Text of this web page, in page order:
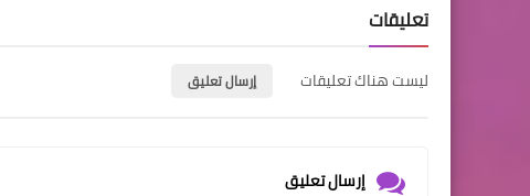
تعليقات
ليست هناك تعليقات إرسال تعليق
إرسال تعليق